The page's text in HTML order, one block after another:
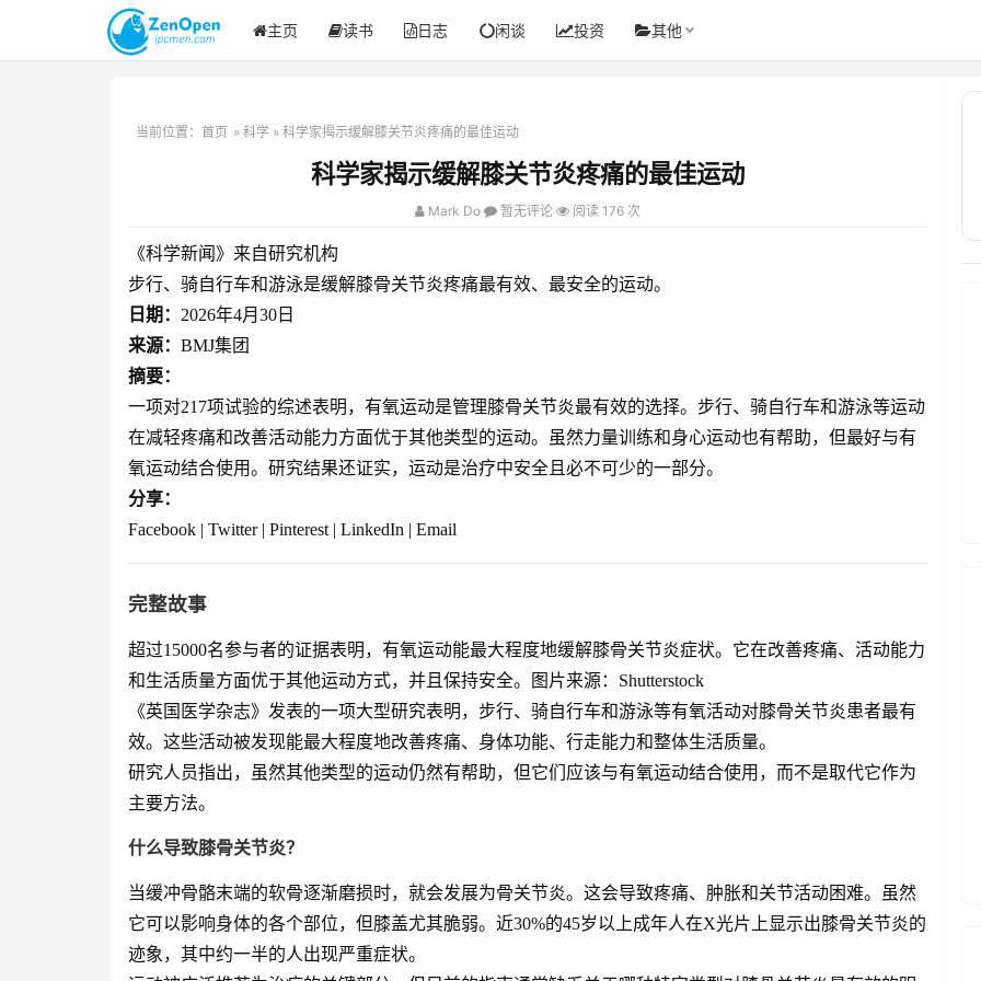
主页 读书 日志 闲谈 投资 其他
当前位置： 首页 » 科学 » 科学家揭示缓解膝关节炎疼痛的最佳运动
科学家揭示缓解膝关节炎疼痛的最佳运动
Mark Do 暂无评论 阅读 176 次
《科学新闻》来自研究机构
步行、骑自行车和游泳是缓解膝骨关节炎疼痛最有效、最安全的运动。
日期： 2026年4月30日
来源： BMJ集团
摘要：
一项对217项试验的综述表明，有氧运动是管理膝骨关节炎最有效的选择。步行、骑自行车和游泳等运动
在减轻疼痛和改善活动能力方面优于其他类型的运动。虽然力量训练和身心运动也有帮助，但最好与有
氧运动结合使用。研究结果还证实，运动是治疗中安全且必不可少的一部分。
分享：
Facebook | Twitter | Pinterest | LinkedIn | Email
完整故事
超过15000名参与者的证据表明，有氧运动能最大程度地缓解膝骨关节炎症状。它在改善疼痛、活动能力
和生活质量方面优于其他运动方式，并且保持安全。图片来源：Shutterstock
《英国医学杂志》发表的一项大型研究表明，步行、骑自行车和游泳等有氧活动对膝骨关节炎患者最有
效。这些活动被发现能最大程度地改善疼痛、身体功能、行走能力和整体生活质量。
研究人员指出，虽然其他类型的运动仍然有帮助，但它们应该与有氧运动结合使用，而不是取代它作为
主要方法。
什么导致膝骨关节炎？
当缓冲骨骼末端的软骨逐渐磨损时，就会发展为骨关节炎。这会导致疼痛、肿胀和关节活动困难。虽然
它可以影响身体的各个部位，但膝盖尤其脆弱。近30%的45岁以上成年人在X光片上显示出膝骨关节炎的
迹象，其中约一半的人出现严重症状。